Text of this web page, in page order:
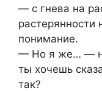
— с гнева на
растерянности
понимание.
— Но я же… —
ты хочешь
так?